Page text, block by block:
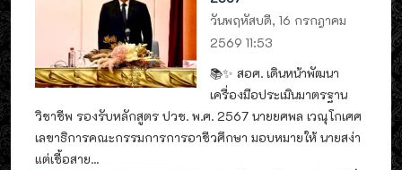
วันพฤหัสบดี, 16 กรกฎาคม
2569 11:53
📚✨ สอศ. เดินหน้าพัฒนา
เครื่องมือประเมินมาตรฐาน
วิชาชีพ รองรับหลักสูตร ปวช. พ.ศ. 2567 นายยศพล เวณุโกเศศ
เลขาธิการคณะกรรมการการอาชีวศึกษา มอบหมายให้ นายสง่า
แต่เชื้อสาย...